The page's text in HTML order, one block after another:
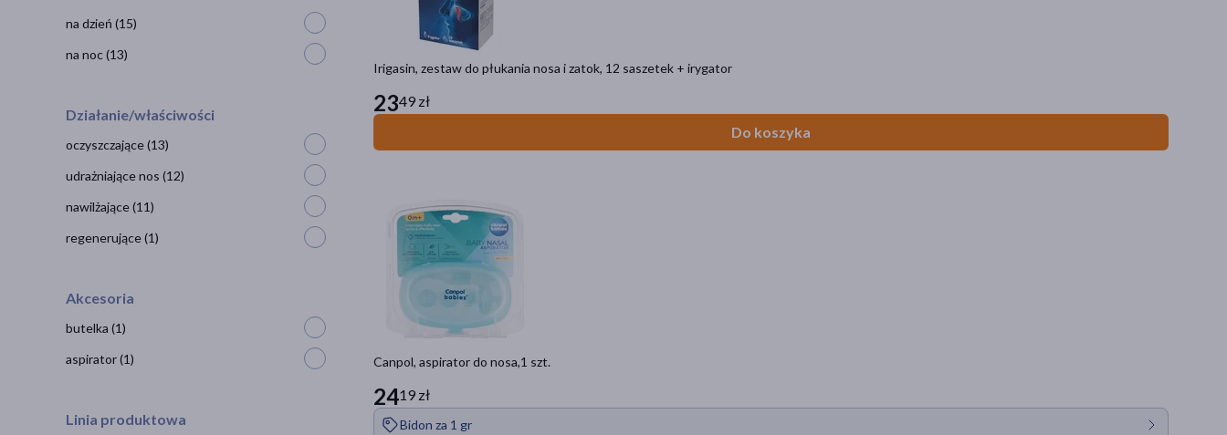
Irigasin, zestaw do płukania nosa i zatok, 12 saszetek + irygator
2349 zł
Do koszyka
Canpol, aspirator do nosa,1 szt.
2419 zł
Bidon za 1 gr
na dzień (15)
na noc(13)
Działanie/właściwości
oczyszczające(13)
udrażniające nos (12)
nawilżające(11)
regenerujące(1)
Akcesoria
butelka (1)
aspirator(1)
Linia produktowa